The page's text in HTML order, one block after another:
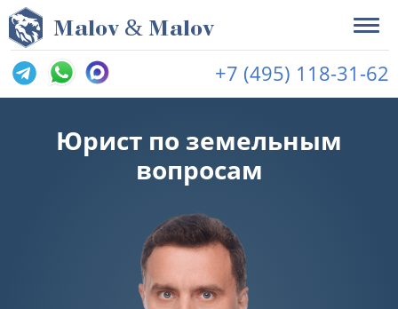
Malov & Malov
+7 (495) 118-31-62
Юрист по земельным
вопросам